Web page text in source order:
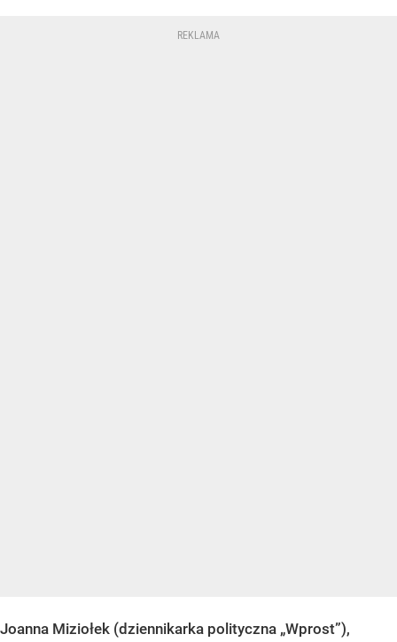
Joanna Miziołek (dziennikarka polityczna „Wprost”),